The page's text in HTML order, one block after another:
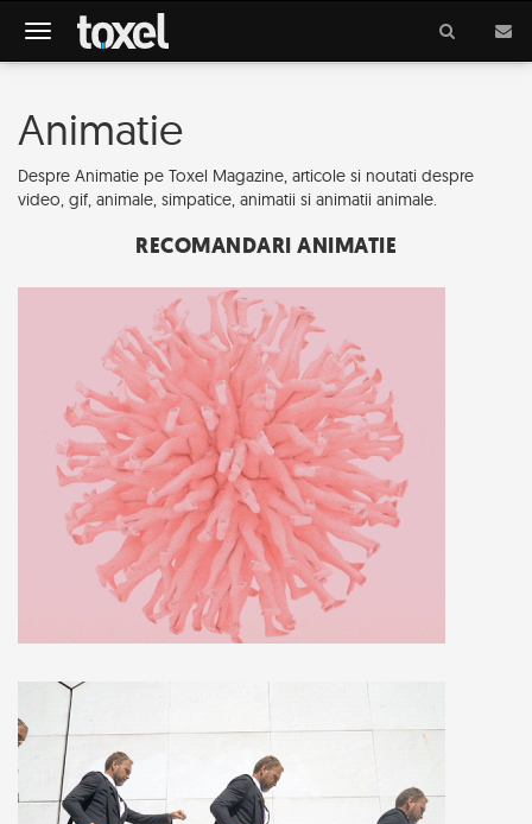
Meniu
Animatie
Despre Animatie pe Toxel Magazine, articole si noutati despre
video, gif, animale, simpatice, animatii si animatii animale.
RECOMANDARI ANIMATIE